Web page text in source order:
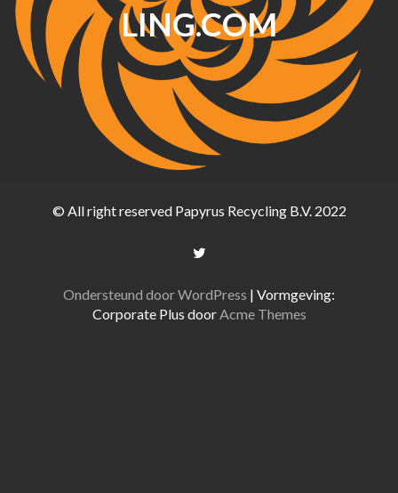
LING.COM
© All right reserved Papyrus Recycling B.V. 2022
Ondersteund door WordPress | Vormgeving:
Corporate Plus doorAcme Themes